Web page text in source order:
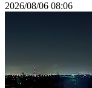
2026/08/06 08:06